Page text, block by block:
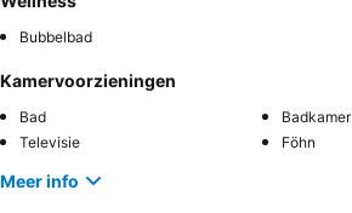
Bubbelbad
Kamervoorzieningen
Bad
Televisie
Föhn
Meer info